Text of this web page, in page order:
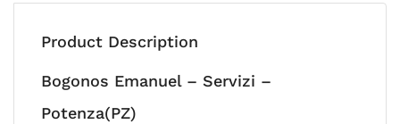
Product Description
Bogonos Emanuel – Servizi –
Potenza(PZ)